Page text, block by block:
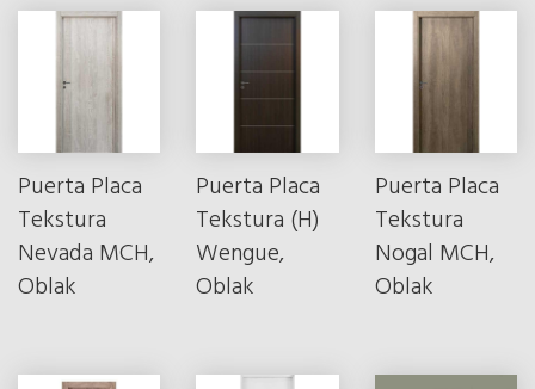
Puerta Placa
Tekstura
Nevada MCH,
Oblak
Puerta Placa
Tekstura (H)
Wengue,
Oblak
Puerta Placa
Tekstura
Nogal MCH,
Oblak